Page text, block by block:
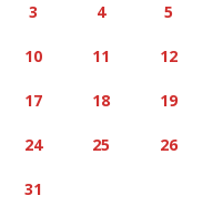
3 4 5
10 11 12
17 18 19
24 25 26
31